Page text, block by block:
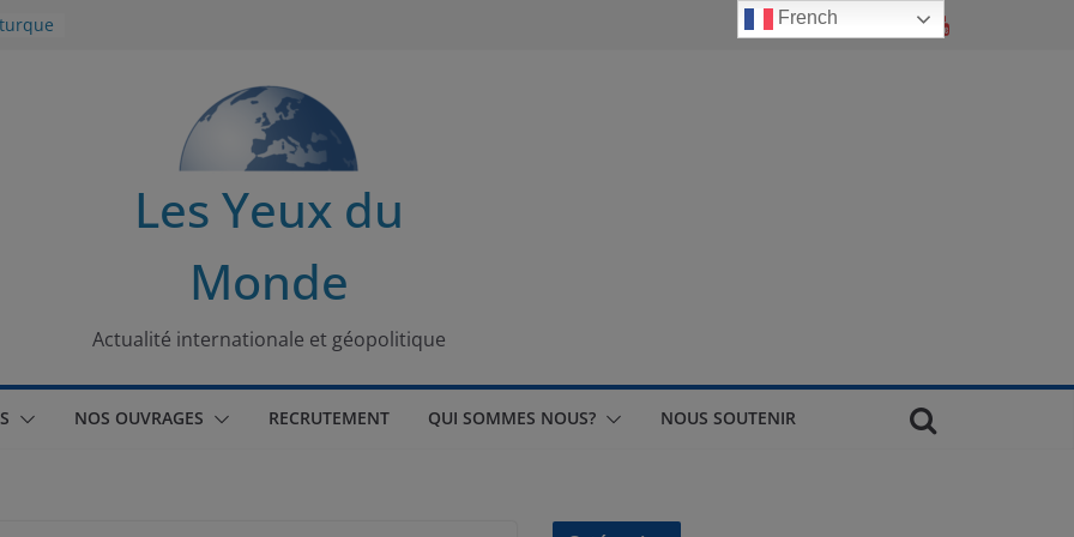
Les Yeux du
Monde
Actualité internationale et géopolitique
NOS OUVRAGES RECRUTEMENT QUI SOMMES NOUS? NOUS SOUTENIR
French